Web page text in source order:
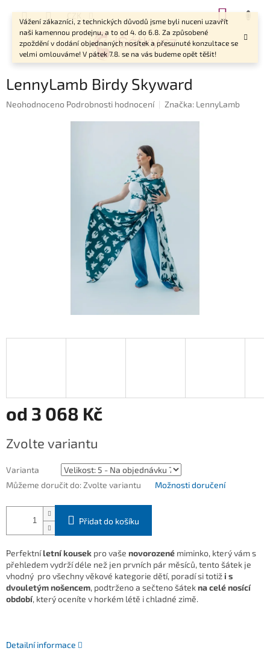
Vážení zákazníci, z technických důvodů jsme byli nuceni uzavřít
naši kamennou prodejnu, a to od 4. do 6.8. Za způsobené
zpoždění v dodání objednaných nosítek a přesunuté konzultace se
velmi omlouváme! V pátek 7.8. se na vás budeme opět těšit!
CZK
LennyLamb Birdy Skyward
Průměrné
Neohodnoceno Podrobnosti hodnocení Značka: LennyLamb
od 3 068 Kč
cena:
Zvolte variantu
Varianta
Můžeme doručit do: Zvolte variantu Možnosti doručení
Přidat do košíku
Perfektníletní kousek pro vaše novorozené miminko, který vám s
přehledem vydrží déle než jen prvních pár měsíců, tento šátek je
vhodný pro všechny věkové kategorie dětí, poradí si totiž i s
dvouletým nošencem, podtrženo a sečteno šátekna celé nosící
období, který oceníte v horkém létě i chladné zimě.
Detailní informace